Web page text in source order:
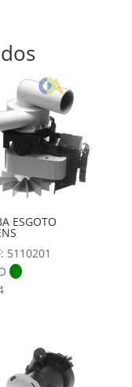
ESGOTO
5110201